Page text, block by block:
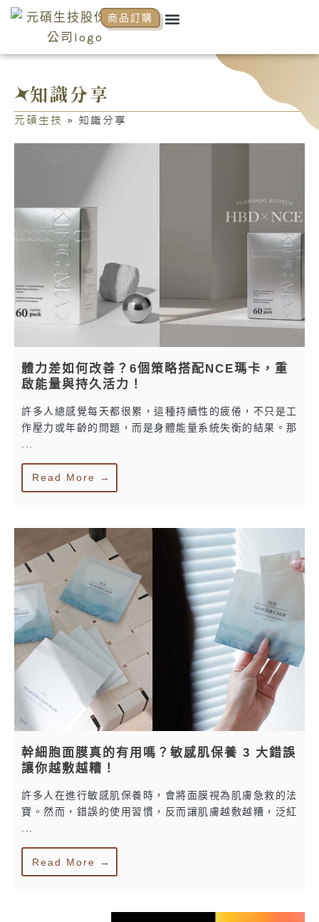
跳
Menu
商品訂購
知識分享
元碩生技 » 知識分享
體力差如何改善？6個策略搭配NCE瑪卡，重
啟能量與持久活力！
許多人總感覺每天都很累，這種持續性的疲倦，不只是工
作壓力或年齡的問題，而是身體能量系統失衡的結果。那
Read More →
幹細胞面膜真的有用嗎？敏感肌保養 3 大錯誤
讓你越敷越糟！
許多人在進行敏感肌保養時，會將面膜視為肌膚急救的法
寶。然而，錯誤的使用習慣，反而讓肌膚越敷越糟，泛紅
Read More →